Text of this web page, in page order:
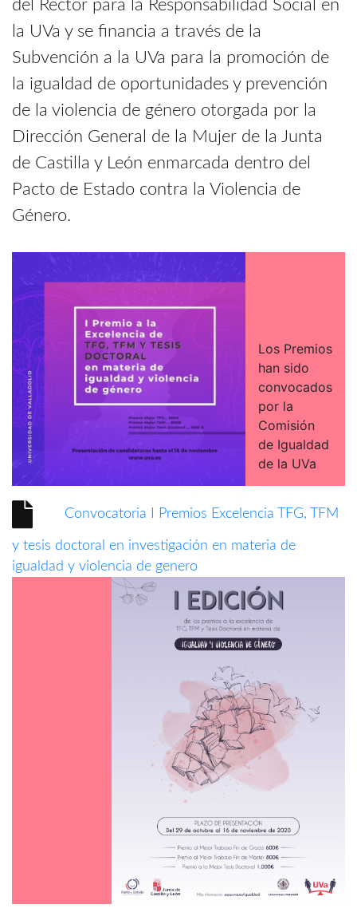
del Rector para la Responsabilidad Social en
la UVa y se financia a través de la
Subvención a la UVa para la promoción de
la igualdad de oportunidades y prevención
de la violencia de género otorgada por la
Dirección General de la Mujer de la Junta
de Castilla y León enmarcada dentro del
Pacto de Estado contra la Violencia de
Género.
Los Premios
han sido
convocados
por la
Comisión
de Igualdad
de la UVa
Convocatoria I Premios Excelencia TFG, TFM
y tesis doctoral en investigación en materia de
igualdad y violencia de genero